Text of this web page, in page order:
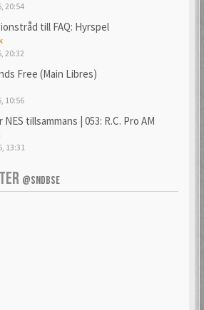
20:54
till FAQ: Hyrspel
20:32
Free (Main Libres)
10:56
NES tillsammans | 053: R.C. Pro AM
13:31
@SNDBSE